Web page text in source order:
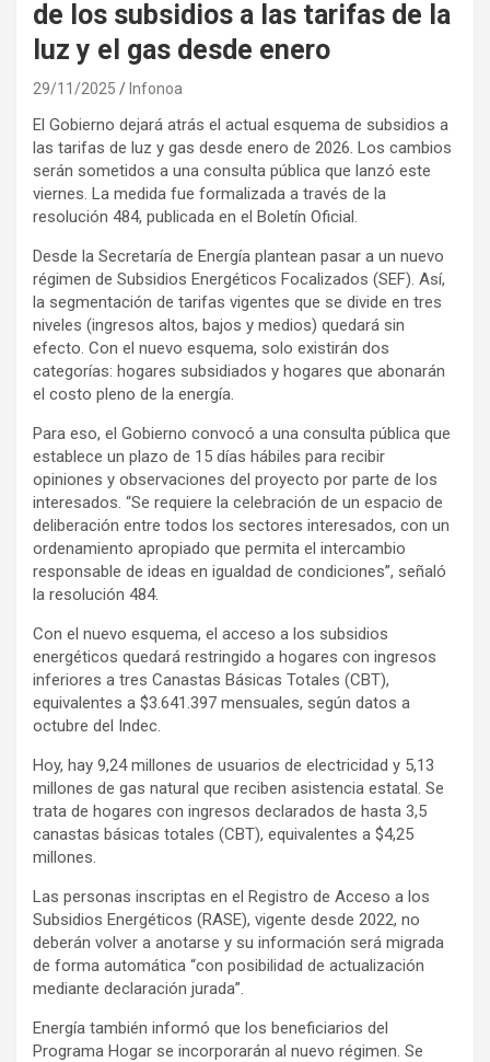
de los subsidios a las tarifas de la
luz y el gas desde enero
29/11/2025 Infonoa
El Gobierno dejará atrás el actual esquema de subsidios a
las tarifas de luz y gas desde enero de 2026. Los cambios
serán sometidos a una consulta pública que lanzó este
viernes. La medida fue formalizada a través de la
resolución 484, publicada en el Boletín Oficial.
Desde la Secretaría de Energía plantean pasar a un nuevo
régimen de Subsidios Energéticos Focalizados (SEF). Así,
la segmentación de tarifas vigentes que se divide en tres
niveles (ingresos altos, bajos y medios) quedará sin
efecto. Con el nuevo esquema, solo existirán dos
categorías: hogares subsidiados y hogares que abonarán
el costo pleno de la energía.
Para eso, el Gobierno convocó a una consulta pública que
establece un plazo de 15 días hábiles para recibir
opiniones y observaciones del proyecto por parte de los
interesados. “Se requiere la celebración de un espacio de
deliberación entre todos los sectores interesados, con un
ordenamiento apropiado que permita el intercambio
responsable de ideas en igualdad de condiciones”, señaló
la resolución 484.
Con el nuevo esquema, el acceso a los subsidios
energéticos quedará restringido a hogares con ingresos
inferiores a tres Canastas Básicas Totales (CBT),
equivalentes a $3.641.397 mensuales, según datos a
octubre del Indec.
Hoy, hay 9,24 millones de usuarios de electricidad y 5,13
millones de gas natural que reciben asistencia estatal. Se
trata de hogares con ingresos declarados de hasta 3,5
canastas básicas totales (CBT), equivalentes a $4,25
millones.
Las personas inscriptas en el Registro de Acceso a los
Subsidios Energéticos (RASE), vigente desde 2022, no
deberán volver a anotarse y su información será migrada
de forma automática “con posibilidad de actualización
mediante declaración jurada”.
Energía también informó que los beneficiarios del
Programa Hogar se incorporarán al nuevo régimen. Se